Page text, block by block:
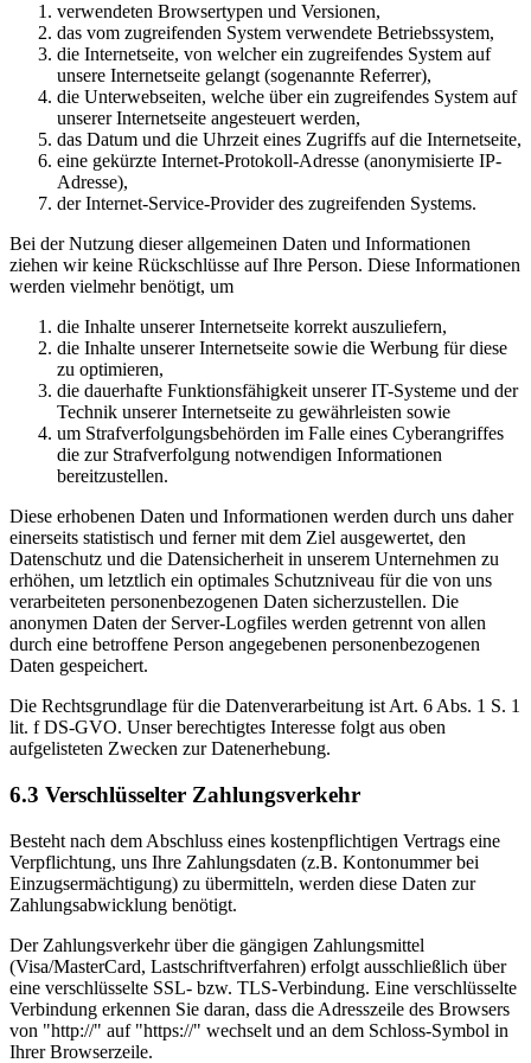
verwendeten Browsertypen und Versionen,
das vom zugreifenden System verwendete Betriebssystem,
die Internetseite, von welcher ein zugreifendes System auf
unsere Internetseite gelangt (sogenannte Referrer),
die Unterwebseiten, welche über ein zugreifendes System auf
unserer Internetseite angesteuert werden,
das Datum und die Uhrzeit eines Zugriffs auf die Internetseite,
eine gekürzte Internet-Protokoll-Adresse (anonymisierte IP-
Adresse),
der Internet-Service-Provider des zugreifenden Systems.
Bei der Nutzung dieser allgemeinen Daten und Informationen
ziehen wir keine Rückschlüsse auf Ihre Person. Diese Informationen
werden vielmehr benötigt, um
die Inhalte unserer Internetseite korrekt auszuliefern,
die Inhalte unserer Internetseite sowie die Werbung für diese
zu optimieren,
die dauerhafte Funktionsfähigkeit unserer IT-Systeme und der
Technik unserer Internetseite zu gewährleisten sowie
um Strafverfolgungsbehörden im Falle eines Cyberangriffes
die zur Strafverfolgung notwendigen Informationen
bereitzustellen.
Diese erhobenen Daten und Informationen werden durch uns daher
einerseits statistisch und ferner mit dem Ziel ausgewertet, den
Datenschutz und die Datensicherheit in unserem Unternehmen zu
erhöhen, um letztlich ein optimales Schutzniveau für die von uns
verarbeiteten personenbezogenen Daten sicherzustellen. Die
anonymen Daten der Server-Logfiles werden getrennt von allen
durch eine betroffene Person angegebenen personenbezogenen
Daten gespeichert.
Die Rechtsgrundlage für die Datenverarbeitung ist Art. 6 Abs. 1 S. 1
lit. f DS-GVO. Unser berechtigtes Interesse folgt aus oben
aufgelisteten Zwecken zur Datenerhebung.
6.3 Verschlüsselter Zahlungsverkehr
Besteht nach dem Abschluss eines kostenpflichtigen Vertrags eine
Verpflichtung, uns Ihre Zahlungsdaten (z.B. Kontonummer bei
Einzugsermächtigung) zu übermitteln, werden diese Daten zur
Zahlungsabwicklung benötigt.
Der Zahlungsverkehr über die gängigen Zahlungsmittel
(Visa/MasterCard, Lastschriftverfahren) erfolgt ausschließlich über
eine verschlüsselte SSL- bzw. TLS-Verbindung. Eine verschlüsselte
Verbindung erkennen Sie daran, dass die Adresszeile des Browsers
von "http://" auf "https://" wechselt und an dem Schloss-Symbol in
Ihrer Browserzeile.